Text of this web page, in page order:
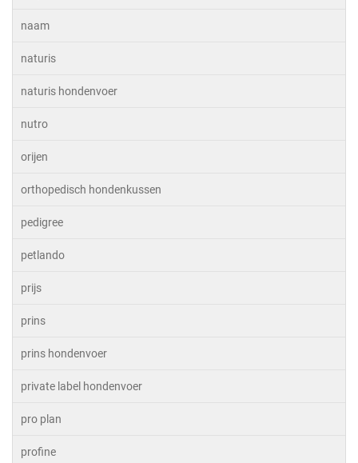
naam
naturis
naturis hondenvoer
nutro
orijen
orthopedisch hondenkussen
pedigree
petlando
prijs
prins
prins hondenvoer
private label hondenvoer
pro plan
profine